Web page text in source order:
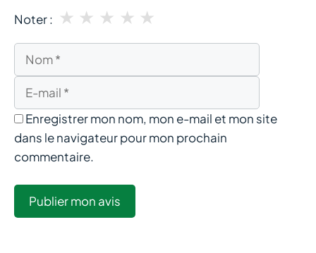
Noter : ★
★
★
★
★
Nom
mail
Enregistrer mon nom, mon e-mail et mon site
dans le navigateur pour mon prochain
commentaire.